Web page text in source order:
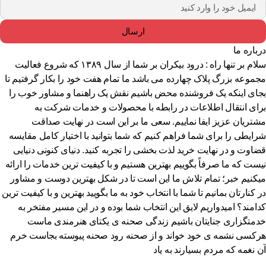
ارسال
ما
سلام بر تنها راه : درود بیکران بر شما از سال ۱۳۸۹ که شروع فعالیت
بزرگ پلاک چهارده می باشد ما تمام هفت خود را بکار گرفتیم تا
اینکه یک فروشنده محض باشیم نقش یک راهنما و مشاور خوب را
انتقال اطلاعات در رابطه با محصولات و خدمات شرکت به
عزیز ایفا نماییم. سعی ما بر این است در نهایت صداقت
را برای شما فراهم کنیم که شما بتوانید با اختیار کامل مقایسه
و در نهایت خرید لذت بخشی را تجربه کنید. دنیای کنونی دنیایی
که ما صرفاً بگوییم بهترین هستیم و با کیفیت ترین خدمات را ارائه
خبر؛ تمام تلاش ما این است تا در شکل بهترین دوست و مشاور
کنارتان بمانیم تا شما با انتخاب خود به ما بگویید بهترین و با کیفیت ترین
امیدواریم لایق این انتخاب شما بوده و در این مسیر مفتخر به
جنایتان باشیم زندگی صحنه ی یکتای هنرمندی ماست
نشمه ی خود خواند و از صحنه رود صحنه پیوسته بجاست خرم
نغمه که مردم بسیارند به یاد